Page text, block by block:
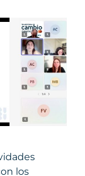
los